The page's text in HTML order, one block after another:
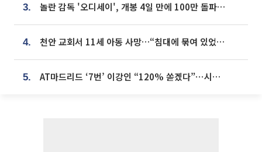
3. 놀란 감독 '오디세이', 개봉 4일 만에 100만 돌파⋯'왕사남' 보다 빠르다
4. 천안 교회서 11세 아동 사망…“침대에 묶여 있었다” 진술 확보
5. AT마드리드 ‘7번’ 이강인 “120% 쏟겠다”⋯시메오네 감독 “필요한 선수”